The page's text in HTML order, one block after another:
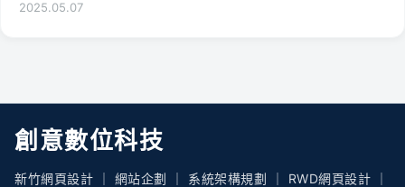
2025.05.07
創意數位科技
新竹網頁設計 ｜ 網站企劃 ｜ 系統架構規劃 ｜ RWD網頁設計 ｜